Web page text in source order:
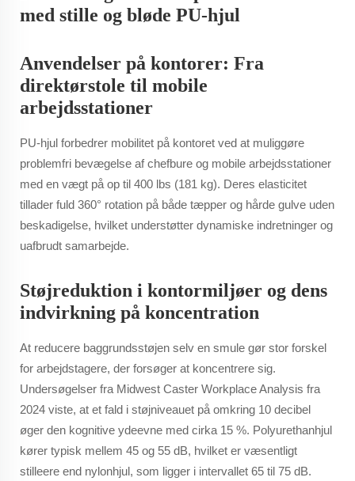
med stille og bløde PU-hjul
Anvendelser på kontorer: Fra
direktørstole til mobile
arbejdsstationer
PU-hjul forbedrer mobilitet på kontoret ved at muliggøre
problemfri bevægelse af chefbure og mobile arbejdsstationer
med en vægt på op til 400 lbs (181 kg). Deres elasticitet
tillader fuld 360° rotation på både tæpper og hårde gulve uden
beskadigelse, hvilket understøtter dynamiske indretninger og
uafbrudt samarbejde.
Støjreduktion i kontormiljøer og dens
indvirkning på koncentration
At reducere baggrundsstøjen selv en smule gør stor forskel
for arbejdstagere, der forsøger at koncentrere sig.
Undersøgelser fra Midwest Caster Workplace Analysis fra
2024 viste, at et fald i støjniveauet på omkring 10 decibel
øger den kognitive ydeevne med cirka 15 %. Polyurethanhjul
kører typisk mellem 45 og 55 dB, hvilket er væsentligt
stilleere end nylonhjul, som ligger i intervallet 65 til 75 dB.